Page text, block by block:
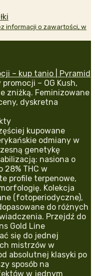
informacji o zawartości, w
– kup tanio | Pyramid
– OG Kush,
zniżką. Feminizowane
dyskretna
kupowane
odmiany w
genetykę
nasiona o
28% THC w
profile terpenowe,
Kolekcja
(fotoperiodyczne),
do różnych
Przejdź do
Gold Line
się do jednej
mistrzów w
absolutnej klasyki po
sposób na
w jednym